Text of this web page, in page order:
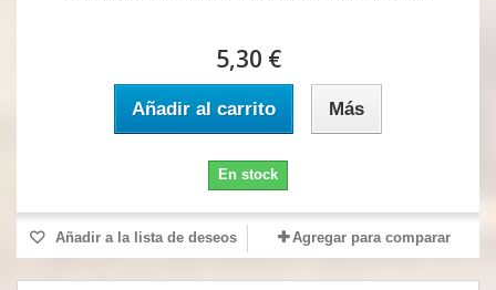
5,30 €
Añadir al carrito Más
En stock
Añadir a la lista de deseos Agregar para comparar